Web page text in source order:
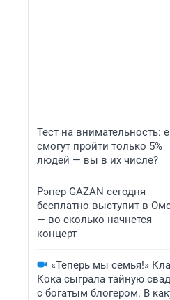
Тест на внимательность:
смогут пройти только 5%
людей — вы в их числе?
Рэпер GAZAN сегодня
бесплатно выступит в
— во сколько начнется
концерт
«Теперь мы семья!»
Кока сыграла тайную
с богатым блогером. В